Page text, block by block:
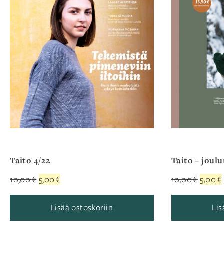
Taito 4/22
10,00€ Alkuperäinen
5,00€Nykyinen
on:
Lisää ostoskoriin
Taito –
10,00€ 5,00€